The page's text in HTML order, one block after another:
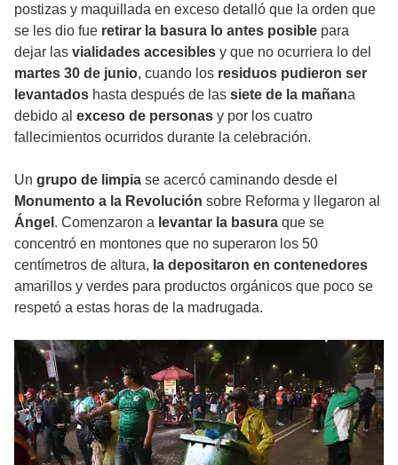
postizas y maquillada en exceso detalló que la orden que
se les dio fue retirar la basura lo antes posible para
dejar las vialidades accesibles y que no ocurriera lo del
martes 30 de junio, cuando los residuos pudieron ser
levantados hasta después de las siete de la mañana
debido al exceso de personas y por los cuatro
fallecimientos ocurridos durante la celebración.
Un grupo de limpia se acercó caminando desde el
Monumento a la Revolución sobre Reforma y llegaron al
Ángel . Comenzaron a levantar la basura que se
concentró en montones que no superaron los 50
centímetros de altura, la depositaron en contenedores
amarillos y verdes para productos orgánicos que poco se
respetó a estas horas de la madrugada.